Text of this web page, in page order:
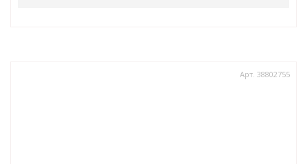
Арт. 38802755